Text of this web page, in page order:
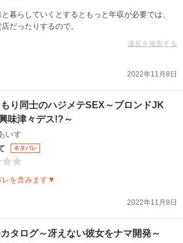
暮らしていくとするともっと年収が必要では、
だったりするので。
違反を報告する
2022年11月8日
り同士のハジメテSEX～ブロンドJK
味津々デス!?～
いす
ネタバレ
レを含みます▼
2022年11月8日
タログ～冴えない彼女をナマ開発～